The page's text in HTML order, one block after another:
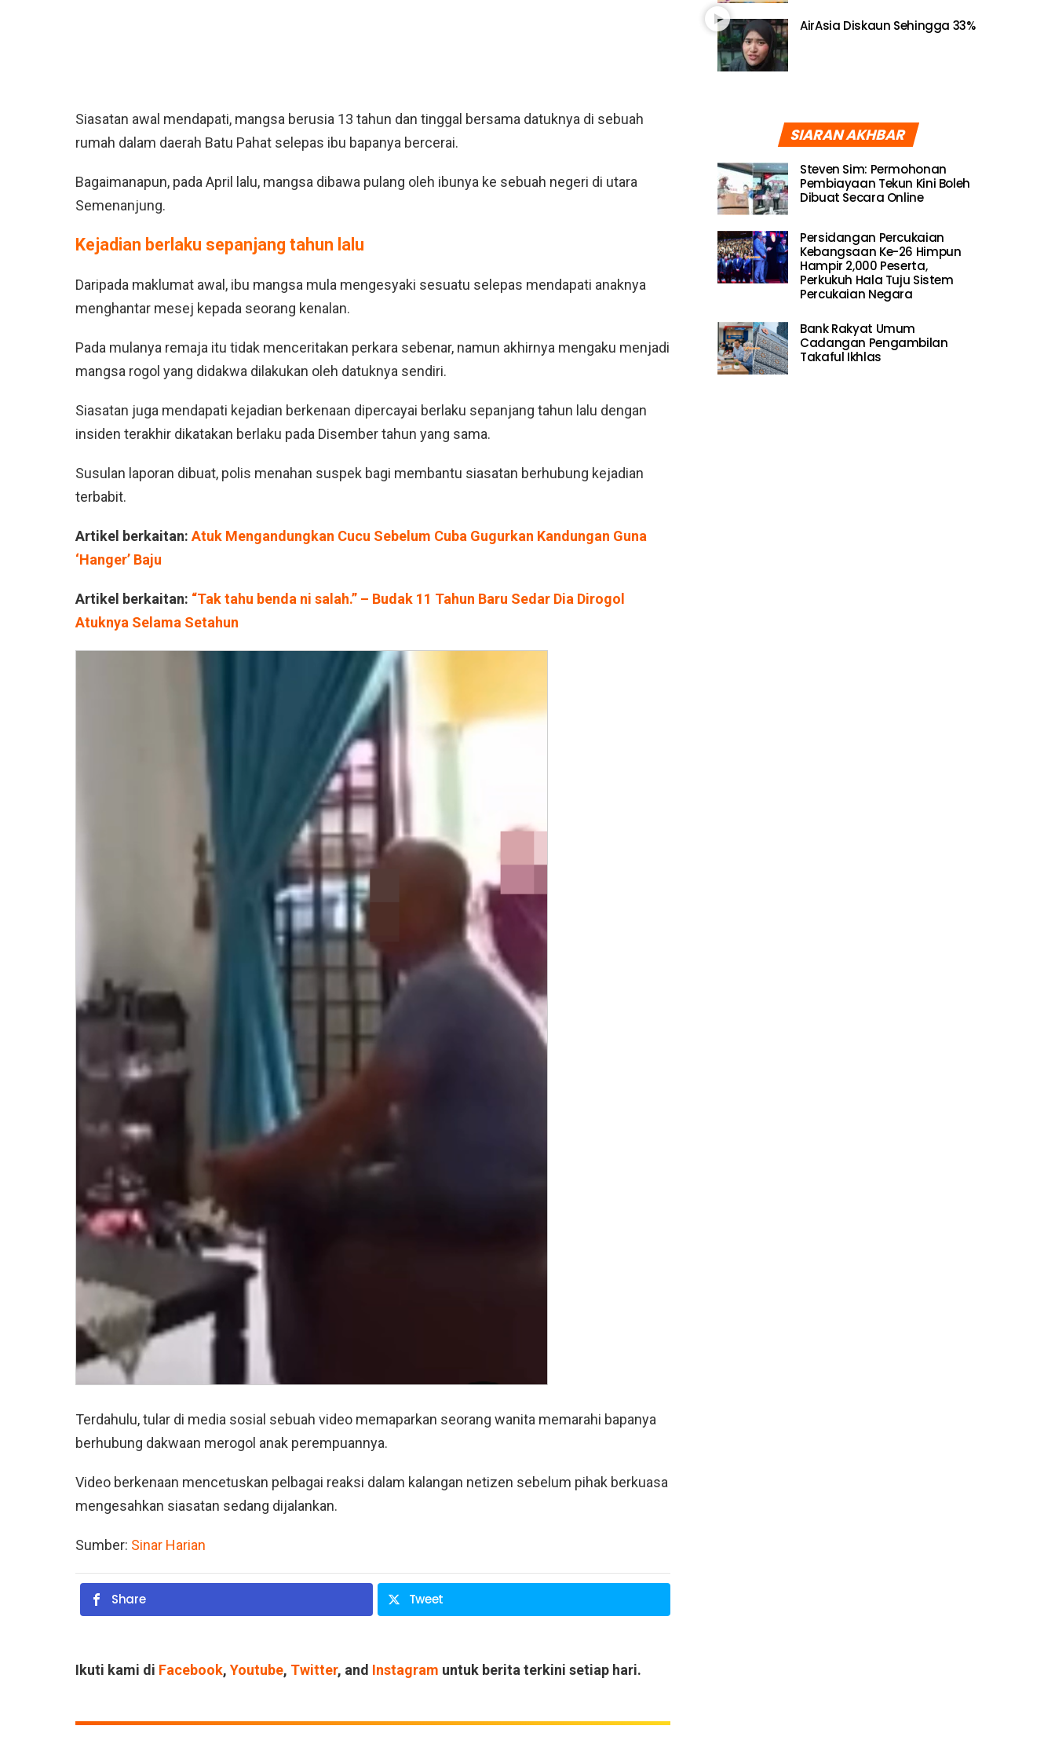
Siasatan awal mendapati, mangsa berusia 13 tahun dan tinggal bersama datuknya di sebuah
rumah dalam daerah Batu Pahat selepas ibu bapanya bercerai.
Bagaimanapun, pada April lalu, mangsa dibawa pulang oleh ibunya ke sebuah negeri di utara
Semenanjung.
Kejadian berlaku sepanjang tahun lalu
Daripada maklumat awal, ibu mangsa mula mengesyaki sesuatu selepas mendapati anaknya
menghantar mesej kepada seorang kenalan.
Pada mulanya remaja itu tidak menceritakan perkara sebenar, namun akhirnya mengaku menjadi
mangsa rogol yang didakwa dilakukan oleh datuknya sendiri.
Siasatan juga mendapati kejadian berkenaan dipercayai berlaku sepanjang tahun lalu dengan
insiden terakhir dikatakan berlaku pada Disember tahun yang sama.
Susulan laporan dibuat, polis menahan suspek bagi membantu siasatan berhubung kejadian
terbabit.
Artikel berkaitan: Atuk Mengandungkan Cucu Sebelum Cuba Gugurkan Kandungan Guna
‘Hanger’ Baju
Artikel berkaitan: “Tak tahu benda ni salah.” – Budak 11 Tahun Baru Sedar Dia Dirogol
Atuknya Selama Setahun
Terdahulu, tular di media sosial sebuah video memaparkan seorang wanita memarahi bapanya
berhubung dakwaan merogol anak perempuannya.
Video berkenaan mencetuskan pelbagai reaksi dalam kalangan netizen sebelum pihak berkuasa
mengesahkan siasatan sedang dijalankan.
Sumber: Sinar Harian
Share Tweet
Ikuti kami di Facebook, Youtube, Twitter, and Instagram untuk berita terkini setiap hari.
AirAsia Diskaun Sehingga 33%
SIARAN AKHBAR
Steven Sim: Permohonan
Pembiayaan Tekun Kini Boleh
Dibuat Secara Online
Persidangan Percukaian
Kebangsaan Ke-26 Himpun
Hampir 2,000 Peserta,
Perkukuh Hala Tuju Sistem
Percukaian Negara
Bank Rakyat Umum
Cadangan Pengambilan
Takaful Ikhlas